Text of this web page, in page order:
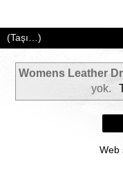
Womens Leather
yok.
Web